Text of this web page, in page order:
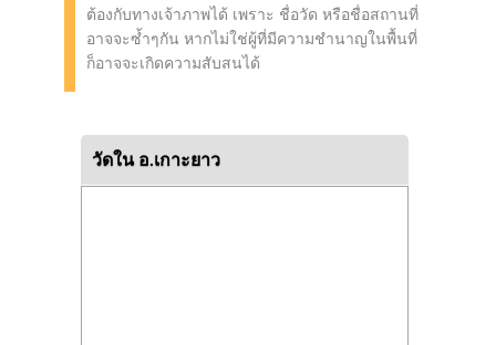
ต้องกับทางเจ้าภาพได้ เพราะ ชื่อวัด หรือชื่อสถานที่
อาจจะซ้ำๆกัน หากไม่ใช่ผู้ที่มีความชำนาญในพื้นที่
ก็อาจจะเกิดความสับสนได้
วัดใน อ.เกาะยาว